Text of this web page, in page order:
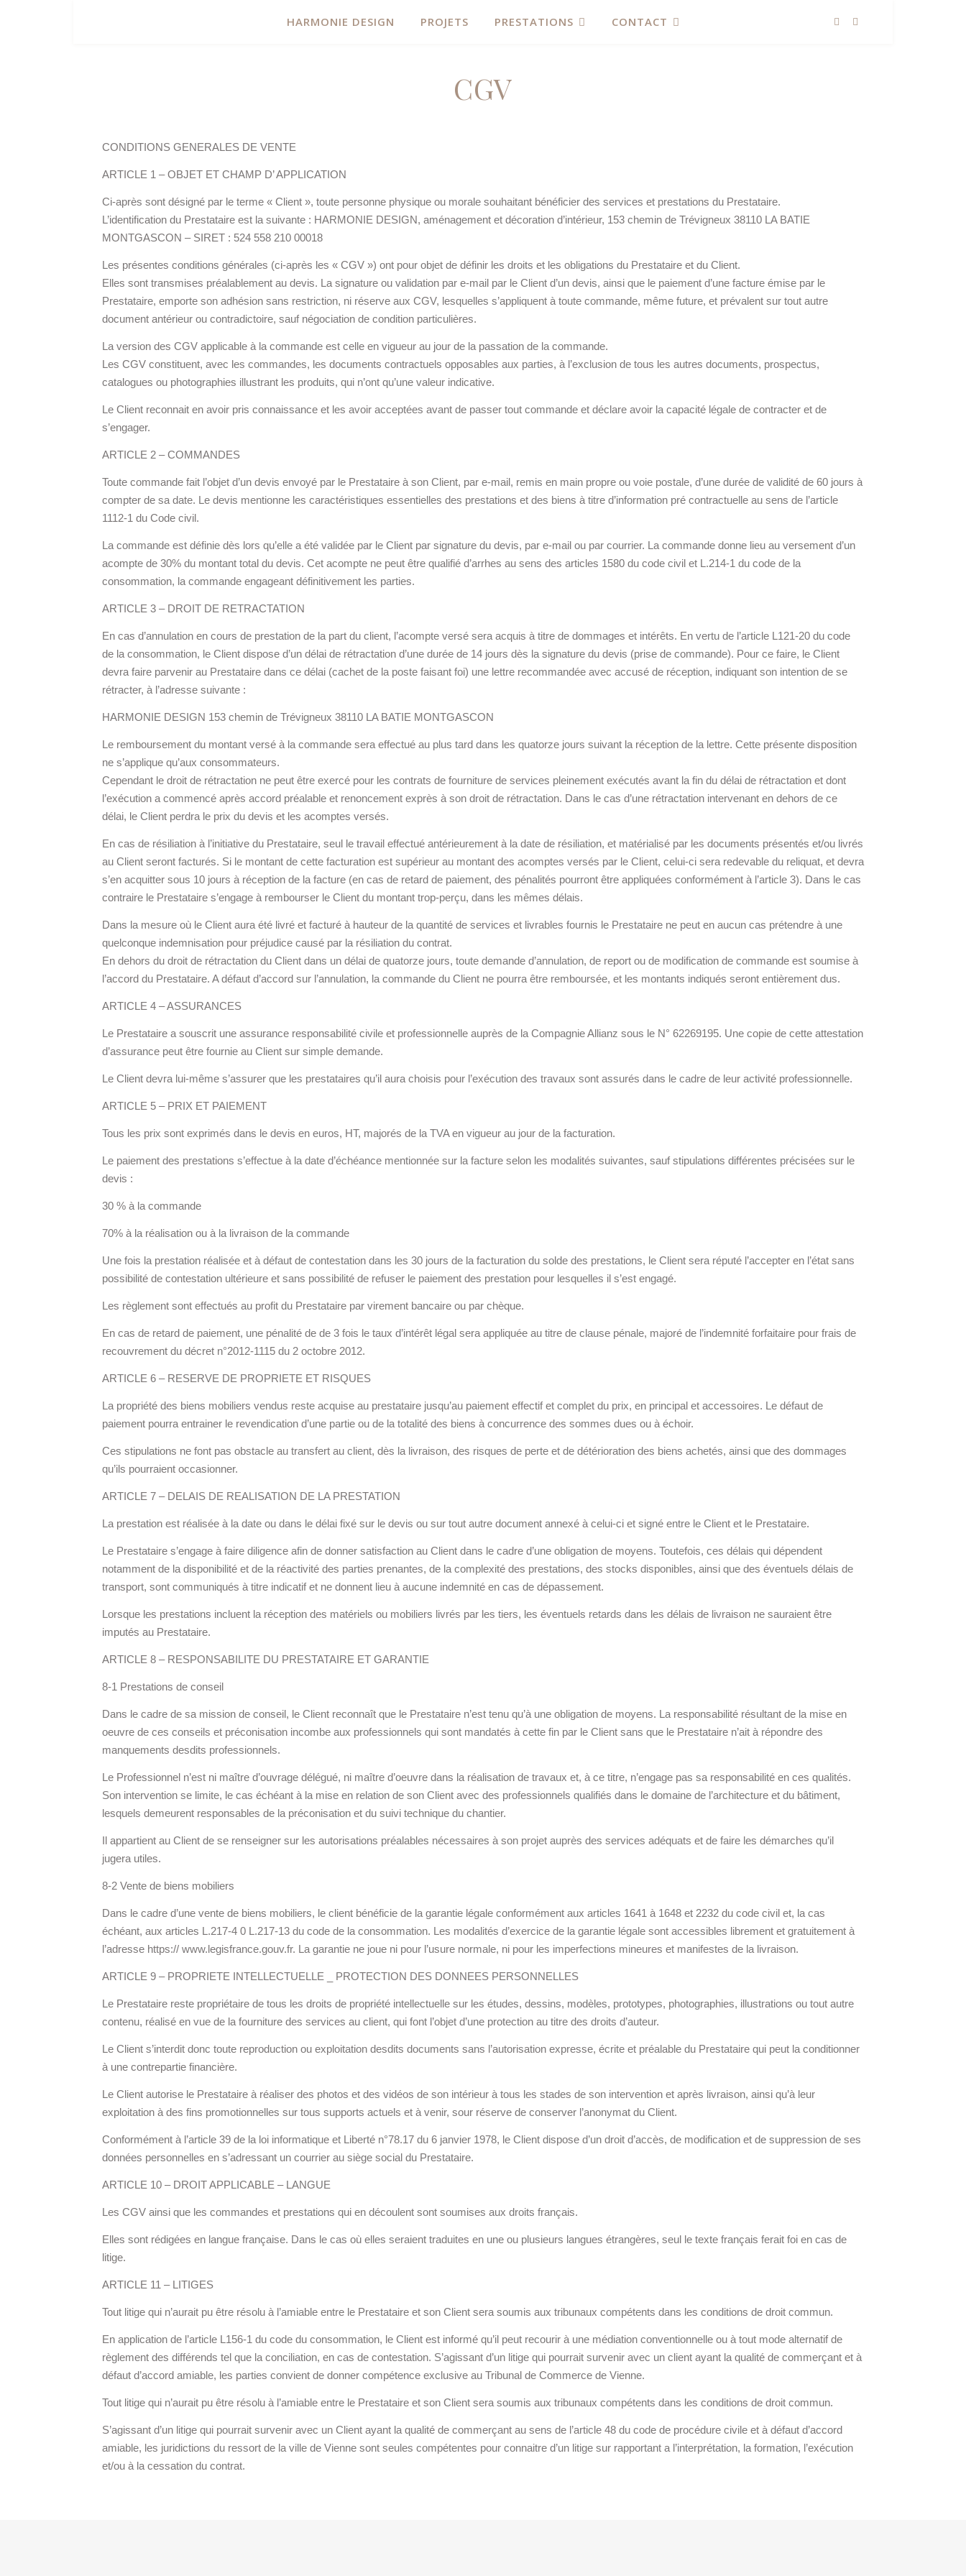
HARMONIE DESIGN PROJETS PRESTATIONS CONTACT
CGV
CONDITIONS GENERALES DE VENTE
ARTICLE 1 – OBJET ET CHAMP D’ APPLICATION
Ci-après sont désigné par le terme « Client », toute personne physique ou morale souhaitant bénéficier des services et prestations du Prestataire.
L’identification du Prestataire est la suivante : HARMONIE DESIGN, aménagement et décoration d’intérieur, 153 chemin de Trévigneux 38110 LA BATIE
MONTGASCON – SIRET : 524 558 210 00018
Les présentes conditions générales (ci-après les « CGV ») ont pour objet de définir les droits et les obligations du Prestataire et du Client.
Elles sont transmises préalablement au devis. La signature ou validation par e-mail par le Client d’un devis, ainsi que le paiement d’une facture émise par le
Prestataire, emporte son adhésion sans restriction, ni réserve aux CGV, lesquelles s’appliquent à toute commande, même future, et prévalent sur tout autre
document antérieur ou contradictoire, sauf négociation de condition particulières.
La version des CGV applicable à la commande est celle en vigueur au jour de la passation de la commande.
Les CGV constituent, avec les commandes, les documents contractuels opposables aux parties, à l’exclusion de tous les autres documents, prospectus,
catalogues ou photographies illustrant les produits, qui n’ont qu’une valeur indicative.
Le Client reconnait en avoir pris connaissance et les avoir acceptées avant de passer tout commande et déclare avoir la capacité légale de contracter et de
s’engager.
ARTICLE 2 – COMMANDES
Toute commande fait l’objet d’un devis envoyé par le Prestataire à son Client, par e-mail, remis en main propre ou voie postale, d’une durée de validité de 60 jours à
compter de sa date. Le devis mentionne les caractéristiques essentielles des prestations et des biens à titre d’information pré contractuelle au sens de l’article
1112-1 du Code civil.
La commande est définie dès lors qu’elle a été validée par le Client par signature du devis, par e-mail ou par courrier. La commande donne lieu au versement d’un
acompte de 30% du montant total du devis. Cet acompte ne peut être qualifié d’arrhes au sens des articles 1580 du code civil et L.214-1 du code de la
consommation, la commande engageant définitivement les parties.
ARTICLE 3 – DROIT DE RETRACTATION
En cas d’annulation en cours de prestation de la part du client, l’acompte versé sera acquis à titre de dommages et intérêts. En vertu de l’article L121-20 du code
de la consommation, le Client dispose d’un délai de rétractation d’une durée de 14 jours dès la signature du devis (prise de commande). Pour ce faire, le Client
devra faire parvenir au Prestataire dans ce délai (cachet de la poste faisant foi) une lettre recommandée avec accusé de réception, indiquant son intention de se
rétracter, à l’adresse suivante :
HARMONIE DESIGN 153 chemin de Trévigneux 38110 LA BATIE MONTGASCON
Le remboursement du montant versé à la commande sera effectué au plus tard dans les quatorze jours suivant la réception de la lettre. Cette présente disposition
ne s’applique qu’aux consommateurs.
Cependant le droit de rétractation ne peut être exercé pour les contrats de fourniture de services pleinement exécutés avant la fin du délai de rétractation et dont
l’exécution a commencé après accord préalable et renoncement exprès à son droit de rétractation. Dans le cas d’une rétractation intervenant en dehors de ce
délai, le Client perdra le prix du devis et les acomptes versés.
En cas de résiliation à l’initiative du Prestataire, seul le travail effectué antérieurement à la date de résiliation, et matérialisé par les documents présentés et/ou livrés
au Client seront facturés. Si le montant de cette facturation est supérieur au montant des acomptes versés par le Client, celui-ci sera redevable du reliquat, et devra
s’en acquitter sous 10 jours à réception de la facture (en cas de retard de paiement, des pénalités pourront être appliquées conformément à l’article 3). Dans le cas
contraire le Prestataire s’engage à rembourser le Client du montant trop-perçu, dans les mêmes délais.
Dans la mesure où le Client aura été livré et facturé à hauteur de la quantité de services et livrables fournis le Prestataire ne peut en aucun cas prétendre à une
quelconque indemnisation pour préjudice causé par la résiliation du contrat.
En dehors du droit de rétractation du Client dans un délai de quatorze jours, toute demande d’annulation, de report ou de modification de commande est soumise à
l’accord du Prestataire. A défaut d’accord sur l’annulation, la commande du Client ne pourra être remboursée, et les montants indiqués seront entièrement dus.
ARTICLE 4 – ASSURANCES
Le Prestataire a souscrit une assurance responsabilité civile et professionnelle auprès de la Compagnie Allianz sous le N° 62269195. Une copie de cette attestation
d’assurance peut être fournie au Client sur simple demande.
Le Client devra lui-même s’assurer que les prestataires qu’il aura choisis pour l’exécution des travaux sont assurés dans le cadre de leur activité professionnelle.
ARTICLE 5 – PRIX ET PAIEMENT
Tous les prix sont exprimés dans le devis en euros, HT, majorés de la TVA en vigueur au jour de la facturation.
Le paiement des prestations s’effectue à la date d’échéance mentionnée sur la facture selon les modalités suivantes, sauf stipulations différentes précisées sur le
devis :
30 % à la commande
70% à la réalisation ou à la livraison de la commande
Une fois la prestation réalisée et à défaut de contestation dans les 30 jours de la facturation du solde des prestations, le Client sera réputé l’accepter en l’état sans
possibilité de contestation ultérieure et sans possibilité de refuser le paiement des prestation pour lesquelles il s’est engagé.
Les règlement sont effectués au profit du Prestataire par virement bancaire ou par chèque.
En cas de retard de paiement, une pénalité de de 3 fois le taux d’intérêt légal sera appliquée au titre de clause pénale, majoré de l’indemnité forfaitaire pour frais de
recouvrement du décret n°2012-1115 du 2 octobre 2012.
ARTICLE 6 – RESERVE DE PROPRIETE ET RISQUES
La propriété des biens mobiliers vendus reste acquise au prestataire jusqu’au paiement effectif et complet du prix, en principal et accessoires. Le défaut de
paiement pourra entrainer le revendication d’une partie ou de la totalité des biens à concurrence des sommes dues ou à échoir.
Ces stipulations ne font pas obstacle au transfert au client, dès la livraison, des risques de perte et de détérioration des biens achetés, ainsi que des dommages
qu’ils pourraient occasionner.
ARTICLE 7 – DELAIS DE REALISATION DE LA PRESTATION
La prestation est réalisée à la date ou dans le délai fixé sur le devis ou sur tout autre document annexé à celui-ci et signé entre le Client et le Prestataire.
Le Prestataire s’engage à faire diligence afin de donner satisfaction au Client dans le cadre d’une obligation de moyens. Toutefois, ces délais qui dépendent
notamment de la disponibilité et de la réactivité des parties prenantes, de la complexité des prestations, des stocks disponibles, ainsi que des éventuels délais de
transport, sont communiqués à titre indicatif et ne donnent lieu à aucune indemnité en cas de dépassement.
Lorsque les prestations incluent la réception des matériels ou mobiliers livrés par les tiers, les éventuels retards dans les délais de livraison ne sauraient être
imputés au Prestataire.
ARTICLE 8 – RESPONSABILITE DU PRESTATAIRE ET GARANTIE
8-1 Prestations de conseil
Dans le cadre de sa mission de conseil, le Client reconnaît que le Prestataire n’est tenu qu’à une obligation de moyens. La responsabilité résultant de la mise en
oeuvre de ces conseils et préconisation incombe aux professionnels qui sont mandatés à cette fin par le Client sans que le Prestataire n’ait à répondre des
manquements desdits professionnels.
Le Professionnel n’est ni maître d’ouvrage délégué, ni maître d’oeuvre dans la réalisation de travaux et, à ce titre, n’engage pas sa responsabilité en ces qualités.
Son intervention se limite, le cas échéant à la mise en relation de son Client avec des professionnels qualifiés dans le domaine de l’architecture et du bâtiment,
lesquels demeurent responsables de la préconisation et du suivi technique du chantier.
Il appartient au Client de se renseigner sur les autorisations préalables nécessaires à son projet auprès des services adéquats et de faire les démarches qu’il
jugera utiles.
8-2 Vente de biens mobiliers
Dans le cadre d’une vente de biens mobiliers, le client bénéficie de la garantie légale conformément aux articles 1641 à 1648 et 2232 du code civil et, la cas
échéant, aux articles L.217-4 0 L.217-13 du code de la consommation. Les modalités d’exercice de la garantie légale sont accessibles librement et gratuitement à
l’adresse https:// www.legisfrance.gouv.fr. La garantie ne joue ni pour l’usure normale, ni pour les imperfections mineures et manifestes de la livraison.
ARTICLE 9 – PROPRIETE INTELLECTUELLE _ PROTECTION DES DONNEES PERSONNELLES
Le Prestataire reste propriétaire de tous les droits de propriété intellectuelle sur les études, dessins, modèles, prototypes, photographies, illustrations ou tout autre
contenu, réalisé en vue de la fourniture des services au client, qui font l’objet d’une protection au titre des droits d’auteur.
Le Client s’interdit donc toute reproduction ou exploitation desdits documents sans l’autorisation expresse, écrite et préalable du Prestataire qui peut la conditionner
à une contrepartie financière.
Le Client autorise le Prestataire à réaliser des photos et des vidéos de son intérieur à tous les stades de son intervention et après livraison, ainsi qu’à leur
exploitation à des fins promotionnelles sur tous supports actuels et à venir, sour réserve de conserver l’anonymat du Client.
Conformément à l’article 39 de la loi informatique et Liberté n°78.17 du 6 janvier 1978, le Client dispose d’un droit d’accès, de modification et de suppression de ses
données personnelles en s’adressant un courrier au siège social du Prestataire.
ARTICLE 10 – DROIT APPLICABLE – LANGUE
Les CGV ainsi que les commandes et prestations qui en découlent sont soumises aux droits français.
Elles sont rédigées en langue française. Dans le cas où elles seraient traduites en une ou plusieurs langues étrangères, seul le texte français ferait foi en cas de
litige.
ARTICLE 11 – LITIGES
Tout litige qui n’aurait pu être résolu à l’amiable entre le Prestataire et son Client sera soumis aux tribunaux compétents dans les conditions de droit commun.
En application de l’article L156-1 du code du consommation, le Client est informé qu’il peut recourir à une médiation conventionnelle ou à tout mode alternatif de
règlement des différends tel que la conciliation, en cas de contestation. S’agissant d’un litige qui pourrait survenir avec un client ayant la qualité de commerçant et à
défaut d’accord amiable, les parties convient de donner compétence exclusive au Tribunal de Commerce de Vienne.
Tout litige qui n’aurait pu être résolu à l’amiable entre le Prestataire et son Client sera soumis aux tribunaux compétents dans les conditions de droit commun.
S’agissant d’un litige qui pourrait survenir avec un Client ayant la qualité de commerçant au sens de l’article 48 du code de procédure civile et à défaut d’accord
amiable, les juridictions du ressort de la ville de Vienne sont seules compétentes pour connaitre d’un litige sur rapportant a l’interprétation, la formation, l’exécution
et/ou à la cessation du contrat.